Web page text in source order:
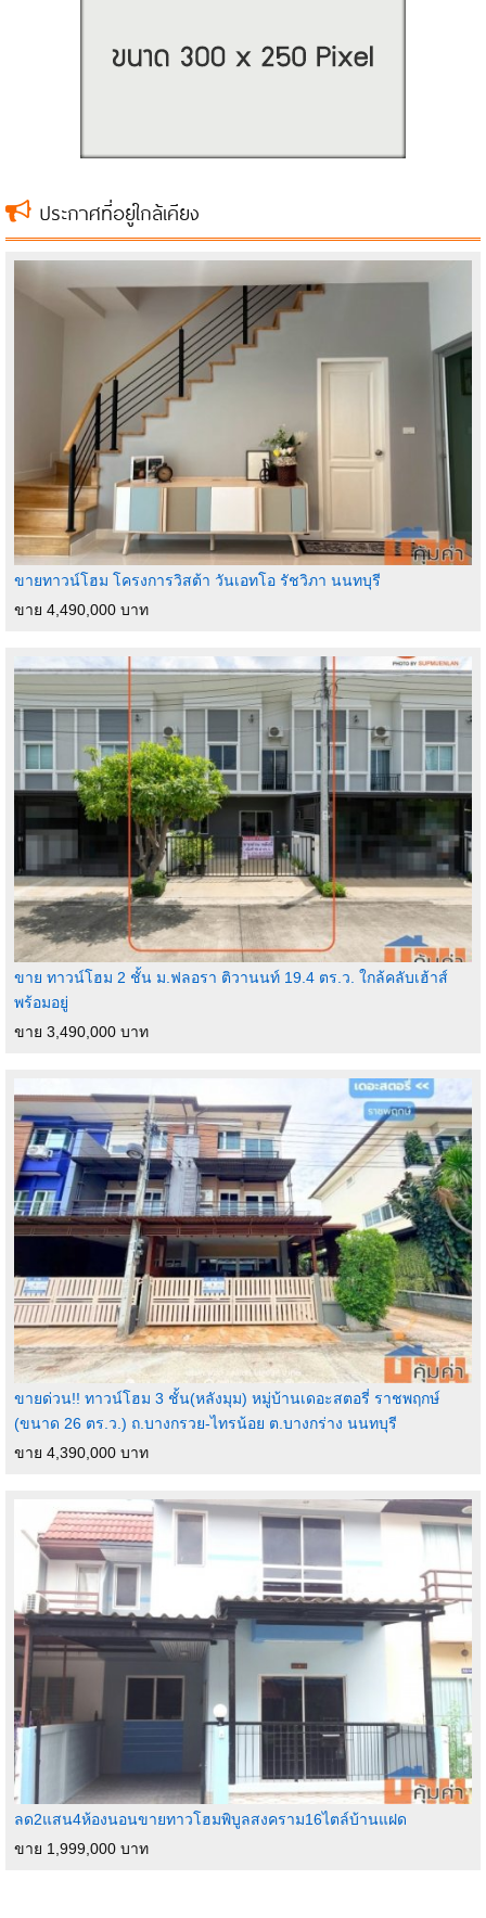
ประกาศที่อยู่ใกล้เคียง
ขายทาวน์โฮม โครงการวิสต้า วันเอทโอ รัชวิภา นนทบุรี
ขาย 4,490,000 บาท
ขาย ทาวน์โฮม 2 ชั้น ม.ฟลอรา ติวานนท์ 19.4 ตร.ว. ใกล้คลับเฮ้าส์
พร้อมอยู่
ขาย 3,490,000 บาท
ขายด่วน!! ทาวน์โฮม 3 ชั้น(หลังมุม) หมู่บ้านเดอะสตอรี่ ราชพฤกษ์
(ขนาด 26 ตร.ว.) ถ.บางกรวย-ไทรน้อย ต.บางกร่าง นนทบุรี
ขาย 4,390,000 บาท
ลด2แสน4ห้องนอนขายทาวโฮมพิบูลสงคราม16ไตล์บ้านแฝด
ขาย 1,999,000 บาท